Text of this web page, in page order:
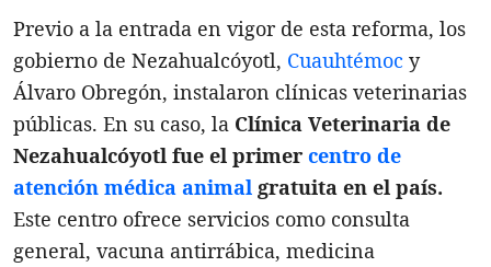
Previo a la entrada en vigor de esta reforma, los
gobierno de Nezahualcóyotl, Cuauhtémoc y
Álvaro Obregón, instalaron clínicas veterinarias
públicas. En su caso, la Clínica Veterinaria de
Nezahualcóyotl fue el primer centro de
atención médica animal gratuita en el país.
Este centro ofrece servicios como consulta
general, vacuna antirrábica, medicina